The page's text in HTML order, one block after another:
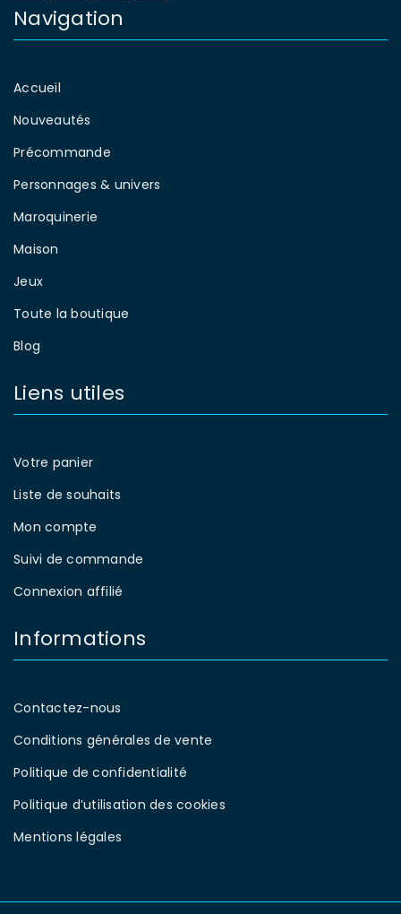
Navigation
Accueil
Nouveautés
Précommande
Personnages & univers
Maroquinerie
Maison
Jeux
Toute la boutique
Blog
Liens utiles
Votre panier
Liste de souhaits
Mon compte
Suivi de commande
Connexion affilié
Informations
Contactez-nous
Conditions générales de vente
Politique de confidentialité
Politique d’utilisation des cookies
Mentions légales